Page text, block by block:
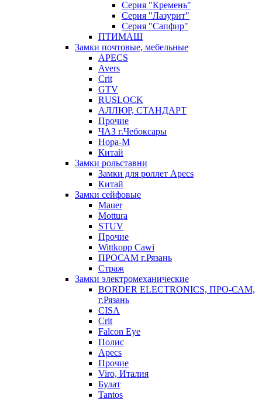
Серия "Кремень"
Серия "Лазурит"
Серия "Сапфир"
ПТИМАШ
Замки почтовые, мебельные
APECS
Avers
Crit
GTV
RUSLOCK
АЛЛЮР, СТАНДАРТ
Прочие
ЧАЗ г.Чебоксары
Нора-М
Китай
Замки рольставни
Замки для роллет Apecs
Китай
Замки сейфовые
Mauer
Mottura
STUV
Прочие
Wittkopp Cawi
ПРОСАМ г.Рязань
Страж
Замки электромеханические
BORDER ELECTRONICS, ПРО-САМ,
г.Рязань
CISA
Crit
Falcon Eye
Полис
Apecs
Прочие
Viro, Италия
Булат
Tantos